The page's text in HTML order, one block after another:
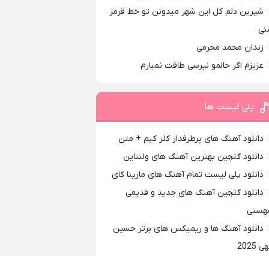
شیرین دلم کل این شهر میدونن تو خط قرمز
زندان محمد محرمی
عزیزم اگر حالمو نپرسی طاقت نمیارم
پلی لیست ها
دانلود آهنگ های پرطرفدار کلر کیم + متن
دانلود گلچین بهترین آهنگ های ولنتاین
دانلود پلی لیست تمام آهنگ های مارینا کای
دانلود گلچین آهنگ های جدید و قدیمی
دانلود آهنگ ها و ریمیکس های برتر حسین
2025